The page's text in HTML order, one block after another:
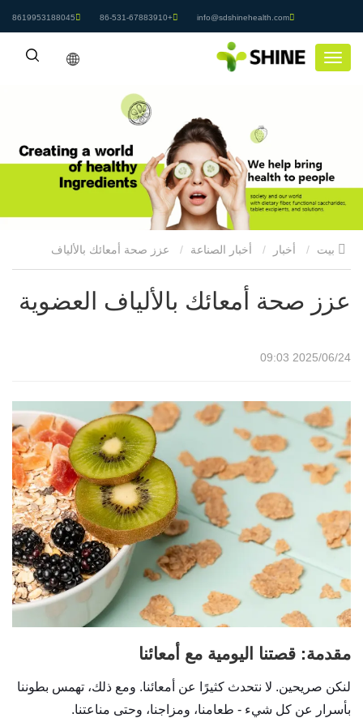
info@sdshinehealth.com
+86-531-67883910
8619953188045
أخبار أخبار الصناعة عزز صحة أمعائك بالألياف
عزز صحة أمعائك بالألياف العضوية
2025/06/24 09:03
مقدمة: قصتنا اليومية مع أمعائنا
لنكن صريحين. لا نتحدث كثيرًا عن أمعائنا. ومع ذلك، تهمس بطوننا
بأسرار عن كل شيء - طعامنا، ومزاجنا، وحتى مناعتنا.